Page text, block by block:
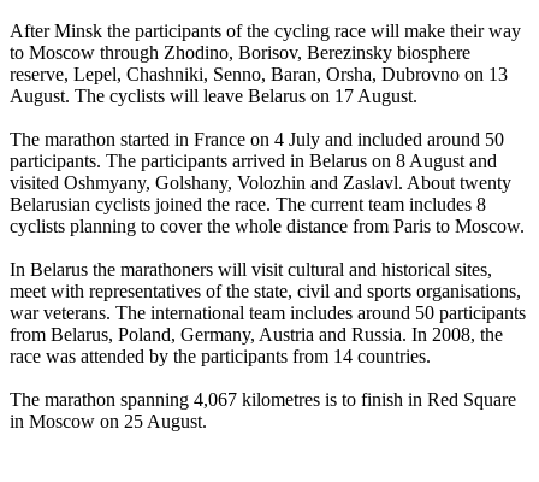
After Minsk the participants of the cycling race will make their way
to Moscow through Zhodino, Borisov, Berezinsky biosphere
reserve, Lepel, Chashniki, Senno, Baran, Orsha, Dubrovno on 13
August. The cyclists will leave Belarus on 17 August.
The marathon started in France on 4 July and included around 50
participants. The participants arrived in Belarus on 8 August and
visited Oshmyany, Golshany, Volozhin and Zaslavl. About twenty
Belarusian cyclists joined the race. The current team includes 8
cyclists planning to cover the whole distance from Paris to Moscow.
In Belarus the marathoners will visit cultural and historical sites,
meet with representatives of the state, civil and sports organisations,
war veterans. The international team includes around 50 participants
from Belarus, Poland, Germany, Austria and Russia. In 2008, the
race was attended by the participants from 14 countries.
The marathon spanning 4,067 kilometres is to finish in Red Square
in Moscow on 25 August.